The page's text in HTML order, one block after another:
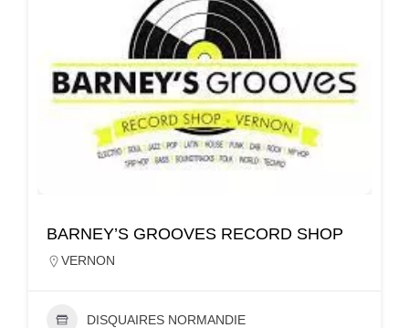
BARNEY’S GROOVES RECORD SHOP
VERNON
DISQUAIRES NORMANDIE